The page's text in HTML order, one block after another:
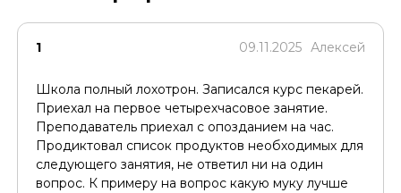
1 09.11.2025 Алексей
Школа полный лохотрон. Записался курс пекарей.
Приехал на первое четырехчасовое занятие.
Преподаватель приехал с опозданием на час.
Продиктовал список продуктов необходимых для
следующего занятия, не ответил ни на один
вопрос. К примеру на вопрос какую муку лучше